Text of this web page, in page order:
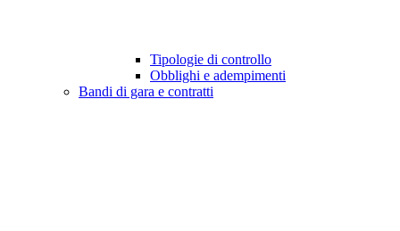
Tipologie di controllo
Obblighi e adempimenti
Bandi di gara e contratti